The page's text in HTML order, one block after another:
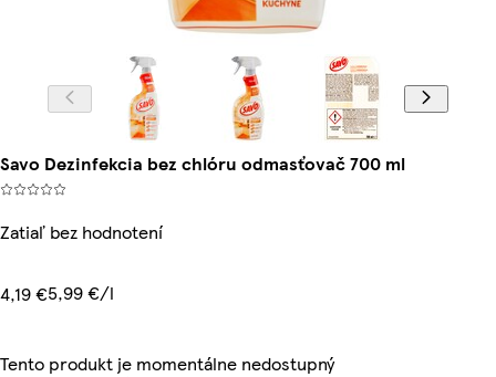
Savo Dezinfekcia bez chlóru odmasťovač 700 ml
Zatiaľ bez hodnotení
4,19 €5,99 €/l
Tento produkt je momentálne nedostupný